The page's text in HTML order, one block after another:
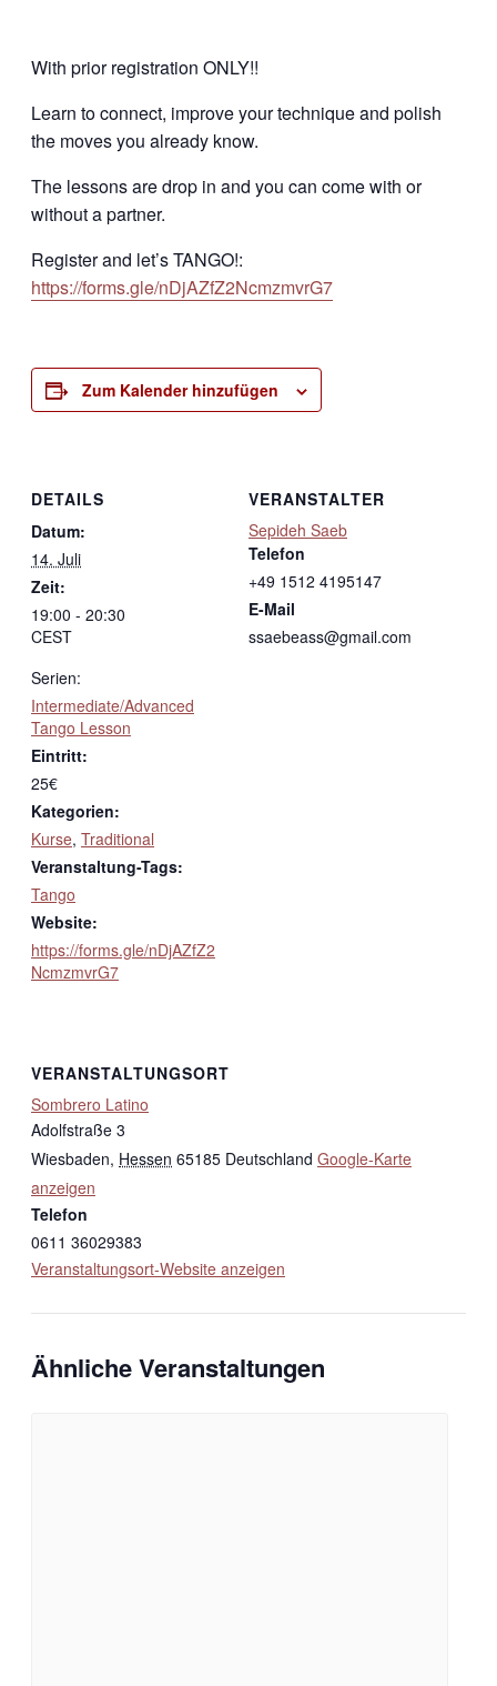
With prior registration ONLY!!
Learn to connect, improve your technique and polish
the moves you already know.
The lessons are drop in and you can come with or
without a partner.
Register and let’s TANGO!:
https://forms.gle/nDjAZfZ2NcmzmvrG7
Zum Kalender hinzufügen
DETAILS
Datum:
14. Juli
Zeit:
19:00 - 20:30
CEST
Serien:
Intermediate/Advanced
Tango Lesson
Eintritt:
25€
Kategorien:
Kurse, Traditional
Veranstaltung-Tags:
Tango
Website:
https://forms.gle/nDjAZfZ2
NcmzmvrG7
VERANSTALTER
Sepideh Saeb
Telefon
+49 1512 4195147
E-Mail
ssaebeass@gmail.com
VERANSTALTUNGSORT
Sombrero Latino
Adolfstraße 3
Wiesbaden, Hessen 65185 Deutschland Google-Karte
anzeigen
Telefon
0611 36029383
Veranstaltungsort-Website anzeigen
Ähnliche Veranstaltungen